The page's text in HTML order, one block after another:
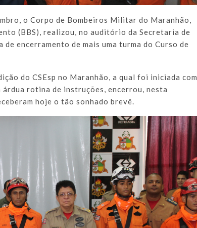
o Corpo de Bombeiros Militar do Maranhão,
(BBS), realizou, no auditório da Secretaria de
encerramento de mais uma turma do Curso de
do CSEsp no Maranhão, a qual foi iniciada com
rotina de instruções, encerrou, nesta
hoje o tão sonhado brevê.